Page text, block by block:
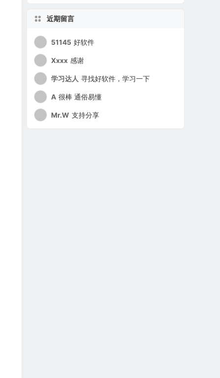
近期留言
51145 好软件
Xxxx 感谢
学习达人 寻找好软件，学习一下
A 很棒 通俗易懂
Mr.W 支持分享